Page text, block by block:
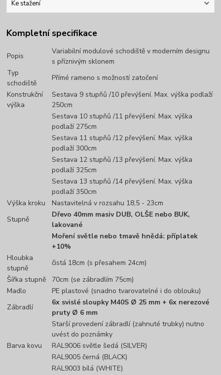
Ke stažení
Kompletní specifikace
Popis
Variabilní modulové schodiště v moderním designu
s příznivým sklonem
Typ
schodiště
Přímé rameno s možností zatočení
Konstrukční
výška
Sestava 9 stupňů /10 převýšení. Max. výška podlaží
250cm
Sestava 10 stupňů /11 převýšení. Max. výška
podlaží 275cm
Sestava 11 stupňů /12 převýšení. Max. výška
podlaží 300cm
Sestava 12 stupňů /13 převýšení. Max. výška
podlaží 325cm
Sestava 13 stupňů /14 převýšení. Max. výška
podlaží 350cm
Výška kroku
Nastavitelná v rozsahu 18,5 - 23cm
Stupně
Dřevo 40mm masiv DUB, OLŠE nebo BUK,
lakované
Moření světle nebo tmavě hnědá: příplatek
+10%
Hloubka
stupně
čistá 18cm (s přesahem 24cm)
Šířka stupně
70cm (se zábradlím 75cm)
Madlo
PE plastové (snadno tvarovatelné i do oblouku)
Zábradlí
6x svislé sloupky M40S Ø 25 mm + 6x nerezové
pruty Ø 6 mm
Starší provedení zábradlí (zahnuté trubky) nutno
uvést do poznámky
Barva kovu
RAL9006 světle šedá (SILVER)
RAL9005 černá (BLACK)
RAL9003 bílá (WHITE)